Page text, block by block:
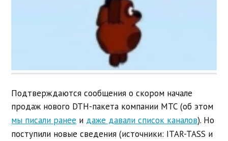
Подтверждаются сообщения о скором начале
продаж нового DTH-пакета компании МТС (об этом
мы писали ранее и даже давали список каналов). Но
поступили новые сведения (источники: ITAR-TASS и